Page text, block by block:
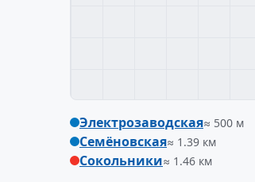
Электрозаводская≈ 500 м
Семёновская≈ 1.39 км
Сокольники≈ 1.46 км